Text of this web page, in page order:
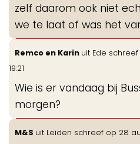
zelf daarom ook niet
we te laat of was het
Remco en Karin uit Ede
19:21
Wie is er vandaag bij
morgen?
M&S uit Leiden schreef op 28